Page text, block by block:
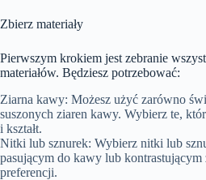
Zbierz materiały
Pierwszym krokiem jest zebranie
materiałów. Będziesz potrzebować:
Ziarna kawy: Możesz użyć zarówno
suszonych ziaren kawy. Wybierz te,
i kształt.
Nitki lub sznurek: Wybierz nitki lub
pasującym do kawy lub kontrastującym
preferencji.